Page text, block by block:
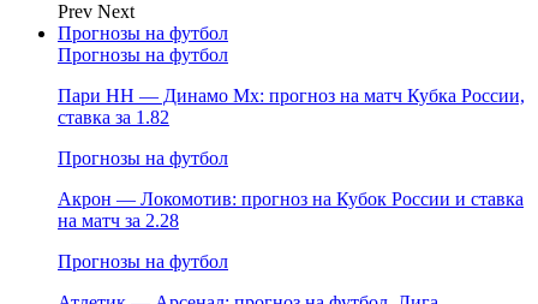
Prev Next
Прогнозы на футбол
Прогнозы на футбол
Пари НН — Динамо Мх: прогноз на матч Кубка России,
ставка за 1.82
Прогнозы на футбол
Акрон — Локомотив: прогноз на Кубок России и ставка
на матч за 2.28
Прогнозы на футбол